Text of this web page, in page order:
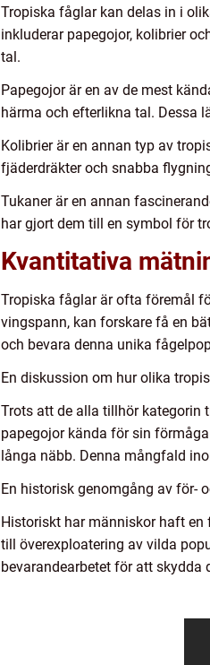
Tropiska fåglar kan delas in i
inkluderar papegojor, kolibrier
tal.
Papegojor är en av de mest
härma och efterlikna tal. Dessa
Kolibrier är en annan typ av
fjäderdräkter och snabba
Tukaner är en annan
har gjort dem till en symbol för
Kvantitativa
Tropiska fåglar är ofta föremål
vingspann, kan forskare få en
och bevara denna unika
En diskussion om hur olika
Trots att de alla tillhör kategorin
papegojor kända för sin
långa näbb. Denna mångfald
En historisk genomgång av för-
Historiskt har människor haft
till överexploatering av vilda
bevarandearbetet för att